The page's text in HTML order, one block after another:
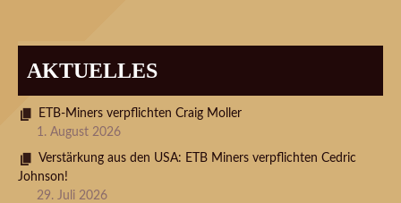
AKTUELLES
ETB-Miners verpflichten Craig Moller
1. August 2026
Verstärkung aus den USA: ETB Miners verpflichten Cedric
Johnson!
29. Juli 2026